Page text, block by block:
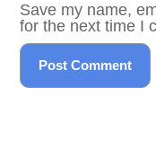
Save my name,
for the next time I